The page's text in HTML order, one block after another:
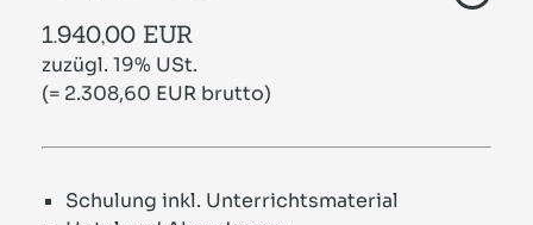
1.940,00 EUR
zuzügl. 19% USt.
(= 2.308,60 EUR brutto)
Schulung inkl. Unterrichtsmaterial